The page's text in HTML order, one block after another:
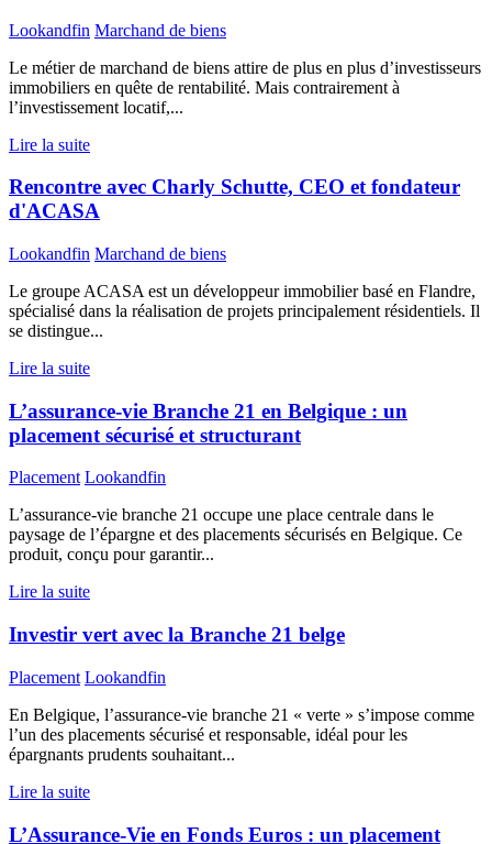
Lookandfin Marchand de biens
Le métier de marchand de biens attire de plus en plus d’investisseurs
immobiliers en quête de rentabilité. Mais contrairement à
l’investissement locatif,...
Lire la suite
Rencontre avec Charly Schutte, CEO et fondateur
d'ACASA
Lookandfin Marchand de biens
Le groupe ACASA est un développeur immobilier basé en Flandre,
spécialisé dans la réalisation de projets principalement résidentiels. Il
se distingue...
Lire la suite
L’assurance-vie Branche 21 en Belgique : un
placement sécurisé et structurant
Placement Lookandfin
L’assurance-vie branche 21 occupe une place centrale dans le
paysage de l’épargne et des placements sécurisés en Belgique. Ce
produit, conçu pour garantir...
Lire la suite
Investir vert avec la Branche 21 belge
Placement Lookandfin
En Belgique, l’assurance-vie branche 21 « verte » s’impose comme
l’un des placements sécurisé et responsable, idéal pour les
épargnants prudents souhaitant...
Lire la suite
L’Assurance-Vie en Fonds Euros : un placement